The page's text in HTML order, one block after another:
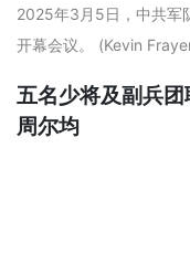
2025年3月5日，中共军
开幕会议。 (Kevin
五名少将及副兵
周尔均